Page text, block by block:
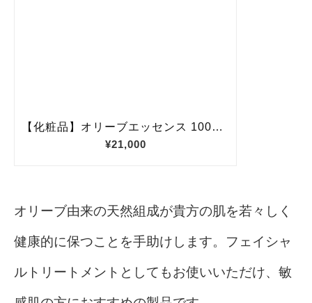
オリーブ由来の天然組成が貴方の肌を若々しく
健康的に保つことを手助けします。フェイシャ
ルトリートメントとしてもお使いいただけ、敏